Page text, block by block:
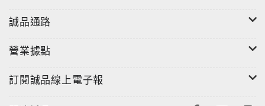
誠品通路
營業據點
訂閱誠品線上電子報